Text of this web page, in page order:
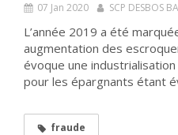
07 Jan 2020 SCP DESBOS
L’année 2019 a été
augmentation des
évoque une
pour les épargnants étant
fraude